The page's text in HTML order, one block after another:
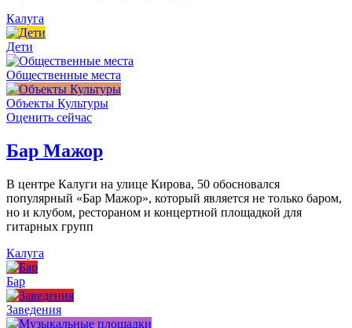
Калуга
Дети
Общественные места
Объекты Культуры
Оценить сейчас
Бар Мажор
В центре Калуги на улице Кирова, 50 обосновался
популярный «Бар Мажор», который является не только баром,
но и клубом, рестораном и концертной площадкой для
гитарных групп
Калуга
Бар
Заведения